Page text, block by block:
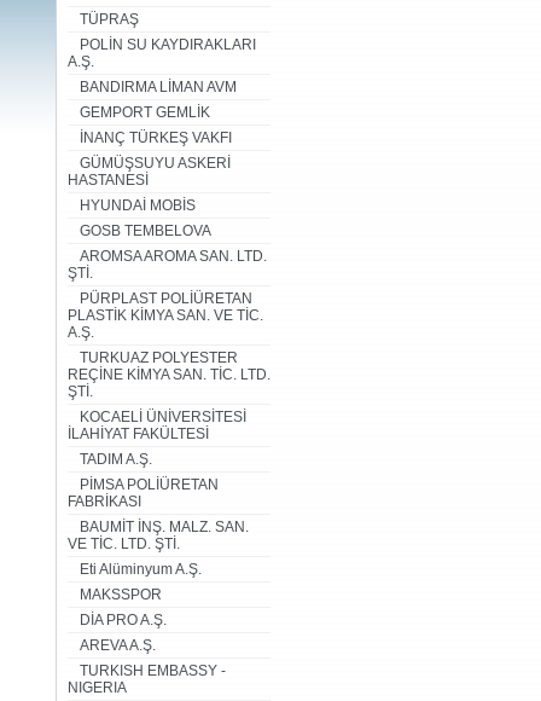
TÜPRAŞ
POLİN SU KAYDIRAKLARI
A.Ş.
BANDIRMA LİMAN AVM
GEMPORT GEMLİK
İNANÇ TÜRKEŞ VAKFI
GÜMÜŞSUYU ASKERİ
HASTANESİ
HYUNDAİ MOBİS
GOSB TEMBELOVA
AROMSA AROMA SAN. LTD.
ŞTİ.
PÜRPLAST POLİÜRETAN
PLASTİK KİMYA SAN. VE TİC.
A.Ş.
TURKUAZ POLYESTER
REÇİNE KİMYA SAN. TİC. LTD.
ŞTİ.
KOCAELİ ÜNİVERSİTESİ
İLAHİYAT FAKÜLTESİ
TADIM A.Ş.
PİMSA POLİÜRETAN
FABRİKASI
BAUMİT İNŞ. MALZ. SAN.
VE TİC. LTD. ŞTİ.
Eti Alüminyum A.Ş.
MAKSSPOR
DİA PRO A.Ş.
AREVA A.Ş.
TURKISH EMBASSY -
NIGERIA